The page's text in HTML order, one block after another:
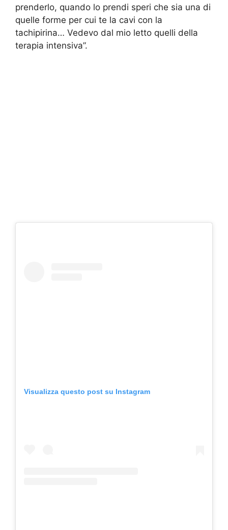
prenderlo, quando lo prendi speri che sia una di
quelle forme per cui te la cavi con la
tachipirina… Vedevo dal mio letto quelli della
terapia intensiva”.
Visualizza questo post su Instagram